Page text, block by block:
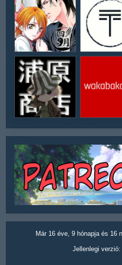
Már 16 éve, 9 hónapja és 16
Jellenlegi verzió: